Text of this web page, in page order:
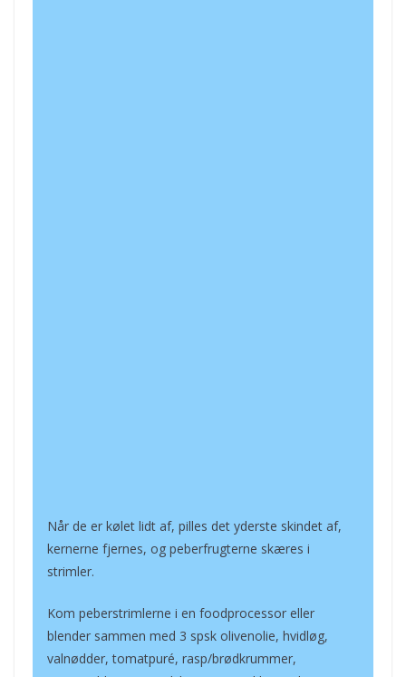
Når de er kølet lidt af, pilles det yderste skindet af,
kernerne fjernes, og peberfrugterne skæres i
strimler.
Kom peberstrimlerne i en foodprocessor eller
blender sammen med 3 spsk olivenolie, hvidløg,
valnødder, tomatpuré, rasp/brødkrummer,